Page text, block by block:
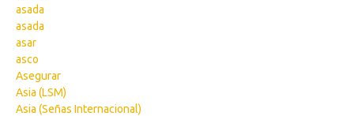
asada
asada
asar
asco
Asegurar
Asia (LSM)
Asia (Señas Internacional)